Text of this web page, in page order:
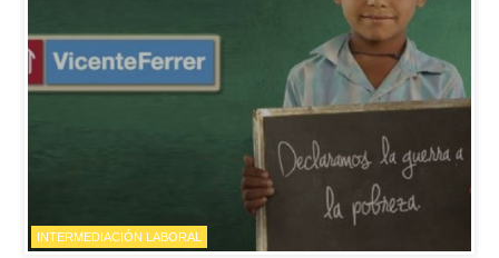
INTERMEDIACIÓN LABORAL